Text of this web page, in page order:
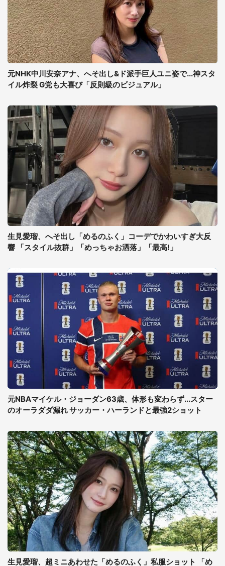
元NHK中川安奈アナ、へそ出し&ド派手巨人ユニ姿で...神スタ
イル炸裂 G党も大喜び「反則級のビジュアル」
生見愛瑠、へそ出し「めるのふく」コーデでかわいすぎ大反
響 「スタイル抜群」「めっちゃお洒落」「最高!」
元NBAマイケル・ジョーダン63歳、体形も変わらず...スター
のオーラダダ漏れ サッカー・ハーランドと最強2ショット
生見愛瑠、超ミニあわせた「めるのふく」私服ショット 「め